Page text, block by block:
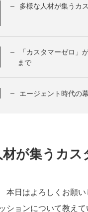
多様な人材が集うカ
「カスタマーゼロ
まで
エージェント時代の
が集うカ
本日はよろしくお願
ションについて教えて